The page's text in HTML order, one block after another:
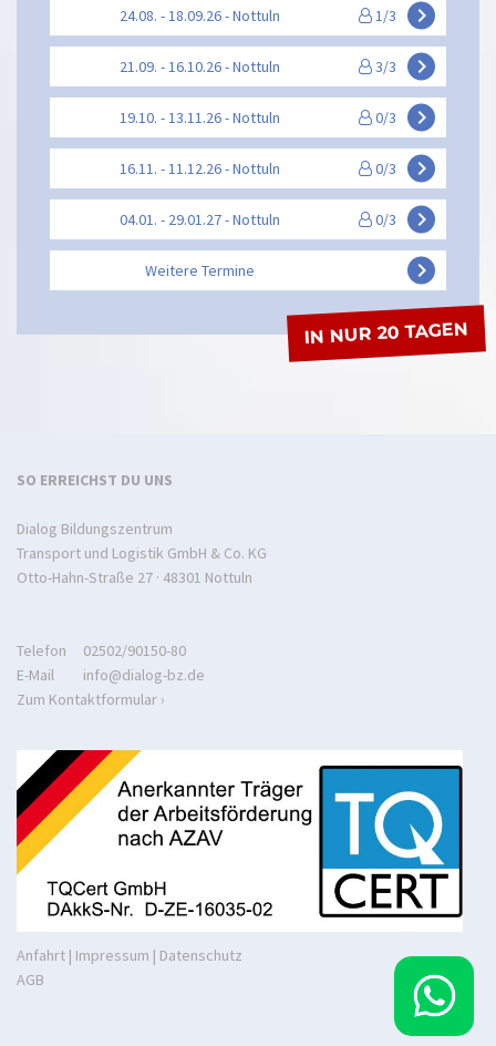
24.08. - 18.09.26 - Nottuln 1/3 keyboard_arrow_right
21.09. - 16.10.26 - Nottuln 3/3 keyboard_arrow_right
19.10. - 13.11.26 - Nottuln 0/3 keyboard_arrow_right
16.11. - 11.12.26 - Nottuln 0/3 keyboard_arrow_right
04.01. - 29.01.27 - Nottuln 0/3 keyboard_arrow_right
Weitere Termine keyboard_arrow_right
IN NUR 20 TAGEN
SO ERREICHST DU UNS
Dialog Bildungszentrum
Transport und Logistik GmbH & Co. KG
Otto-Hahn-Straße 27 · 48301 Nottuln
Telefon
E-Mail
02502/90150-80
info@dialog-bz.de
Zum Kontaktformular ›
Anfahrt | Impressum | Datenschutz
AGB